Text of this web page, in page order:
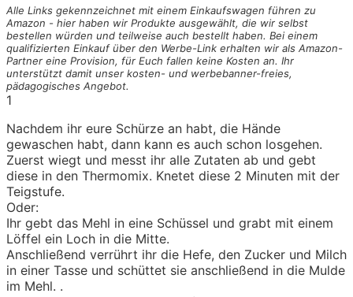
Alle Links gekennzeichnet mit einem Einkaufswagen führen zu
Amazon - hier haben wir Produkte ausgewählt, die wir selbst
bestellen würden und teilweise auch bestellt haben. Bei einem
qualifizierten Einkauf über den Werbe-Link erhalten wir als Amazon-
Partner eine Provision, für Euch fallen keine Kosten an. Ihr
unterstützt damit unser kosten- und werbebanner-freies,
pädagogisches Angebot.
1
Nachdem ihr eure Schürze an habt, die Hände
gewaschen habt, dann kann es auch schon losgehen.
Zuerst wiegt und messt ihr alle Zutaten ab und gebt
diese in den Thermomix. Knetet diese 2 Minuten mit der
Teigstufe.
Oder:
Ihr gebt das Mehl in eine Schüssel und grabt mit einem
Löffel ein Loch in die Mitte.
Anschließend verrührt ihr die Hefe, den Zucker und Milch
in einer Tasse und schüttet sie anschließend in die Mulde
im Mehl. .